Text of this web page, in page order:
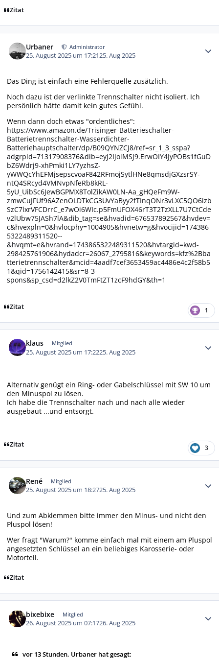
Zitat
Urbaner Administrator
25. August 2025 um 17:2125. Aug 2025
Das Ding ist einfach eine Fehlerquelle zusätzlich.
Noch dazu ist der verlinkte Trennschalter nicht isoliert. Ich
persönlich hätte damit kein gutes Gefühl.
Wenn dann doch etwas "ordentliches":
https://www.amazon.de/Trisinger-Batterieschalter-
Batterietrennschalter-Wasserdichter-
Batteriehauptschalter/dp/B09QYNZCJ8/ref=sr_1_3_sspa?
adgrpid=71317908376&dib=eyJ2IjoiMSJ9.ErwOIY4JyPOBs1fGuD
bZ6Wdrj9-xhPmki1LY7yzhsZ-
yWWQcYhEFMjsepscvoaF842RFmojSytlHNe8qmsdjGXzsrSY-
ntQ4SRcyd4VMNvpNfeRb8kRL-
5yU_UibSc6JewBGPMX8TolZikAW0LN-Aa_gHQeFm9W-
zmwCuJFUf96AZenOLDTkCG3UvYaByy2fTInqONr3vLXC5QO6izb
SzC7lxrVFCDrrC_e7wOi6WIc.p5FmUFOX46rT3T2TzXLL7U7CtCde
v2lUbw75JASh7lA&dib_tag=se&hvadid=676537892567&hvdev=
c&hvexpln=0&hvlocphy=1004905&hvnetw=g&hvocijid=174386
5322489311520--
&hvqmt=e&hvrand=1743865322489311520&hvtargid=kwd-
298425761906&hydadcr=26067_2795816&keywords=kfz%2Bba
tterietrennschalter&mcid=4aadf7cef3653459ac4486e4c2f58b5
1&qid=1756142415&sr=8-3-
spons&sp_csd=d2lkZ2V0TmFtZT1zcF9hdGY&th=1
Zitat 1
klaus Mitglied
25. August 2025 um 17:2225. Aug 2025
Alternativ genügt ein Ring- oder Gabelschlüssel mit SW 10 um
den Minuspol zu lösen.
Ich habe die Trennschalter nach und nach alle wieder
ausgebaut ...und entsorgt.
Zitat 3
René Mitglied
25. August 2025 um 18:2725. Aug 2025
Und zum Abklemmen bitte immer den Minus- und nicht den
Pluspol lösen!
Wer fragt "Warum?" komme einfach mal mit einem am Pluspol
angesetzten Schlüssel an ein beliebiges Karosserie- oder
Motorteil.
Zitat
bixebixe Mitglied
26. August 2025 um 07:1726. Aug 2025
vor 13 Stunden, Urbaner hat gesagt: